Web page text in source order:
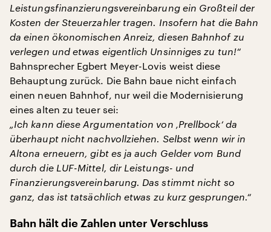
Leistungsfinanzierungsvereinbarung ein Großteil der
Kosten der Steuerzahler tragen. Insofern hat die Bahn
da einen ökonomischen Anreiz, diesen Bahnhof zu
verlegen und etwas eigentlich Unsinniges zu tun!“
Bahnsprecher Egbert Meyer-Lovis weist diese
Behauptung zurück. Die Bahn baue nicht einfach
einen neuen Bahnhof, nur weil die Modernisierung
eines alten zu teuer sei:
„Ich kann diese Argumentation von ‚Prellbock‘ da
überhaupt nicht nachvollziehen. Selbst wenn wir in
Altona erneuern, gibt es ja auch Gelder vom Bund
durch die LUF-Mittel, dir Leistungs- und
Finanzierungsvereinbarung. Das stimmt nicht so
ganz, das ist tatsächlich etwas zu kurz gesprungen.“
Bahn hält die Zahlen unter Verschluss